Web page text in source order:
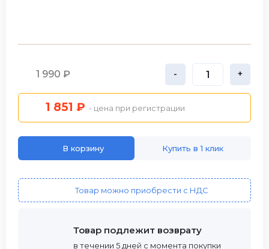
1 990 ₽ - +
1 851 ₽ - цена при регистрации
В корзину Купить в 1 клик
Товар можно приобрести с НДС
Товар подлежит возврату
в течении 5 дней с момента покупки